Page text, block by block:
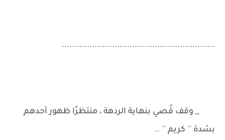
.............................................................
_ وقف قُصي بنهاية الردهة ، منتظرًا ظهور أحدهم
بشدة '' كريم '' ..